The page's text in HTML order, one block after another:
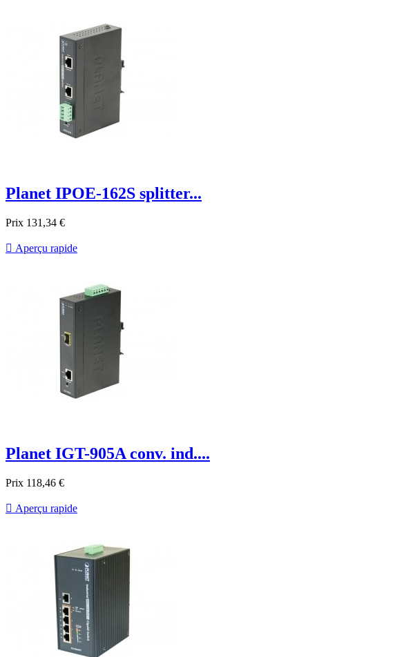
Planet IPOE-162S splitter...
Prix 131,34 €
 Aperçu rapide
Planet IGT-905A conv. ind....
Prix 118,46 €
 Aperçu rapide